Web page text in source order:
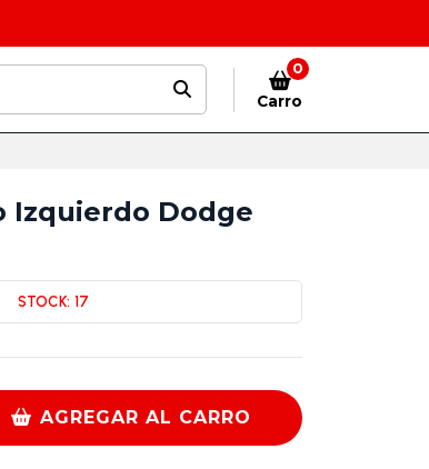
0
Carro
Izquierdo Dodge
STOCK: 17
AGREGAR AL CARRO